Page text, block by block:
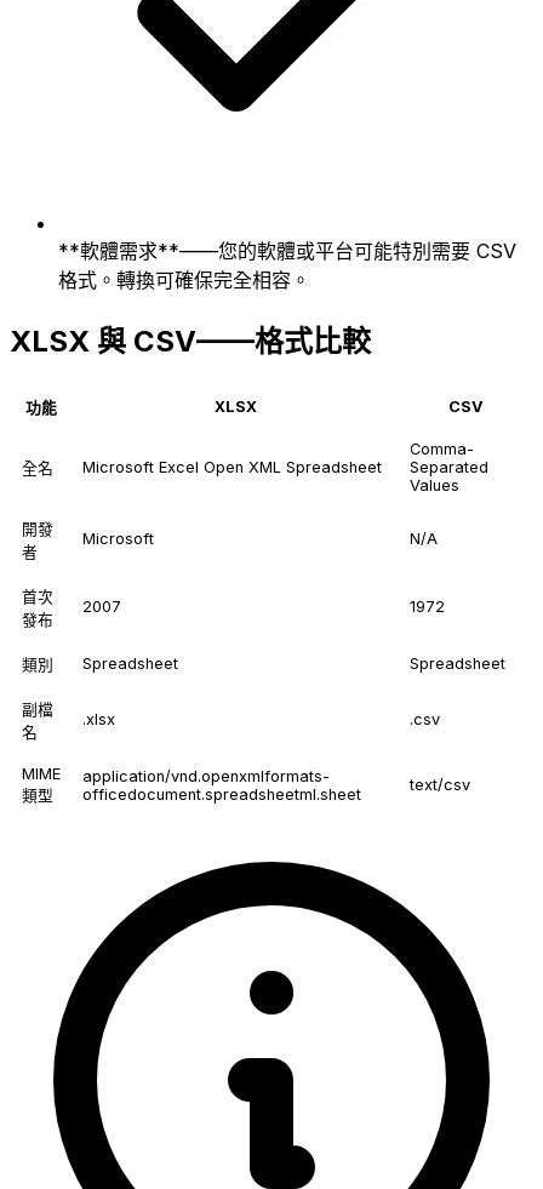
**軟體需求**——您的軟體或平台可能特別需要 CSV
格式。轉換可確保完全相容。
XLSX 與 CSV——格式比較
功能 XLSX CSV
全名 Microsoft Excel Open XML Spreadsheet
Comma-
Separated
Values
開發
者
Microsoft N/A
首次
發布
2007 1972
類別 Spreadsheet Spreadsheet
副檔
名
.xlsx .csv
MIME
類型
application/vnd.openxmlformats-
officedocument.spreadsheetml.sheet
text/csv